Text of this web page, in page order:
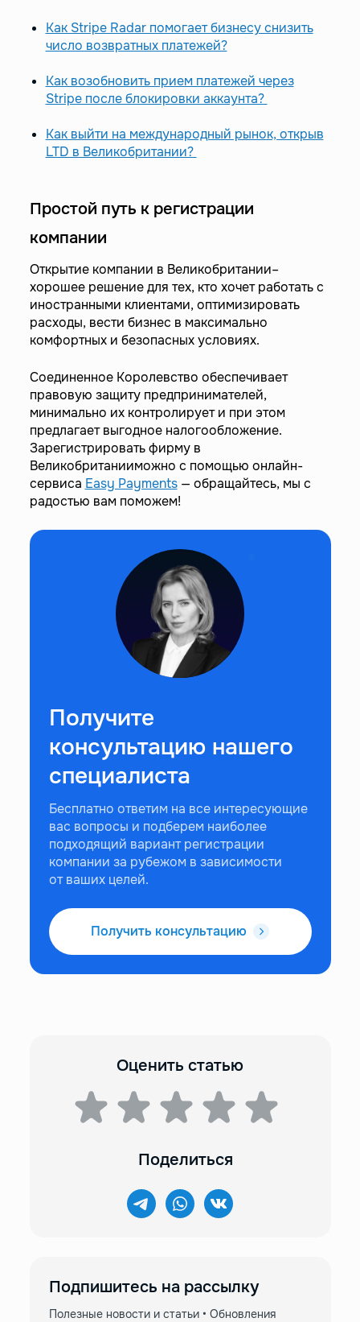
Как Stripe Radar помогает бизнесу снизить
число возвратных платежей?
Как возобновить прием платежей через
Stripe после блокировки аккаунта?
Как выйти на международный рынок, открыв
LTD в Великобритании?
Простой путь к регистрации
компании
Открытие компании в Великобритании–
хорошее решение для тех, кто хочет работать с
иностранными клиентами, оптимизировать
расходы, вести бизнес в максимально
комфортных и безопасных условиях.
Соединенное Королевство обеспечивает
правовую защиту предпринимателей,
минимально их контролирует и при этом
предлагает выгодное налогообложение.
Зарегистрировать фирму в
Великобританииможно с помощью онлайн-
сервиса Easy Payments— обращайтесь, мы с
радостью вам поможем!
Получите
консультацию нашего
специалиста
Бесплатно ответим на все интересующие
вас вопросы и подберем наиболее
подходящий вариант регистрации
компании за рубежом в зависимости
от ваших целей.
Получить консультацию
Оценить статью
Поделиться
Подпишитесь на рассылку
Полезные новости и статьи • Обновления